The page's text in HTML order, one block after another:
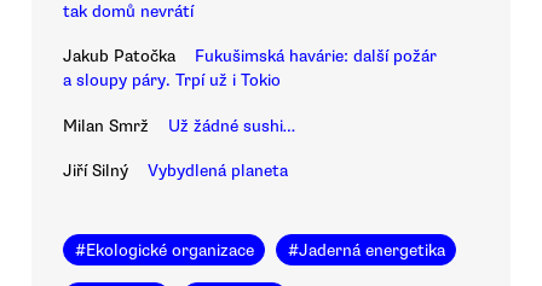
tak domů nevrátí
Jakub Patočka
Fukušimská havárie: další požár
a sloupy páry. Trpí už i Tokio
Milan Smrž Už žádné sushi…
Jiří Silný Vybydlená planeta
#Ekologické organizace #Jaderná energetika